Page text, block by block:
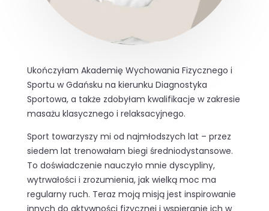
Ukończyłam Akademię Wychowania Fizycznego i
Sportu w Gdańsku na kierunku Diagnostyka
Sportowa, a także zdobyłam kwalifikacje w zakresie
masażu klasycznego i relaksacyjnego.
Sport towarzyszy mi od najmłodszych lat – przez
siedem lat trenowałam biegi średniodystansowe.
To doświadczenie nauczyło mnie dyscypliny,
wytrwałości i zrozumienia, jak wielką moc ma
regularny ruch. Teraz moją misją jest inspirowanie